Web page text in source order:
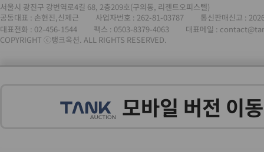
서울시 광진구 강변역로4길 68, 2층209호(구의동, 리젠트오피스텔)
공동대표 : 손현진,신제근
사업자번호 : 262-81-03787
통신판매신고 :
대표전화 : 02-456-1544 팩스 : 0503-8379-4063
대표메일 :
COPYRIGHT ⓒ탱크옥션. ALL RIGHTS RESERVED.
모바일 버전 이동